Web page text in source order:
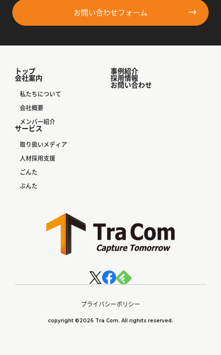
お問い合わせフォーム
トップ
会社案内
私たちについて
会社概要
メンバー紹介
サービス
取り扱いメディア
人材採用支援
ごんた
ぶんた
事例紹介
採用情報
お問い合わせ
プライバシーポリシー
copyright ©2026 Tra Com. All righits reserved.